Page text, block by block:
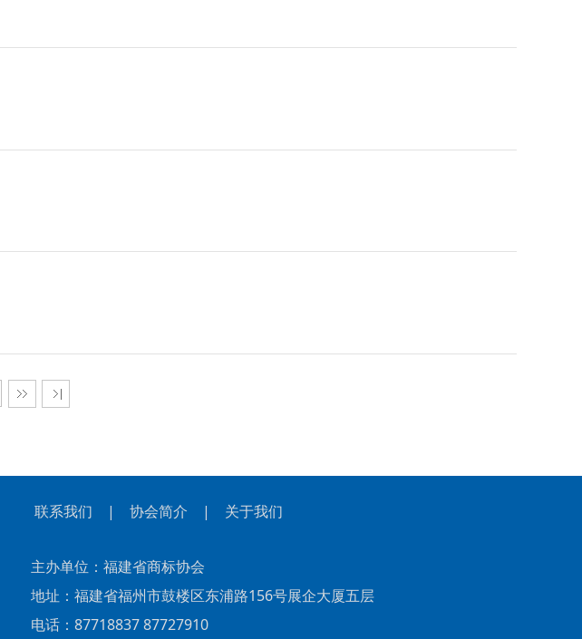
联系我们 | 协会简介 | 关于我们
主办单位：福建省商标协会
地址：福建省福州市鼓楼区东浦路156号展企大厦五层
电话：87718837 87727910